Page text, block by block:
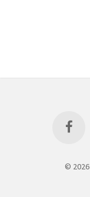
© 2026